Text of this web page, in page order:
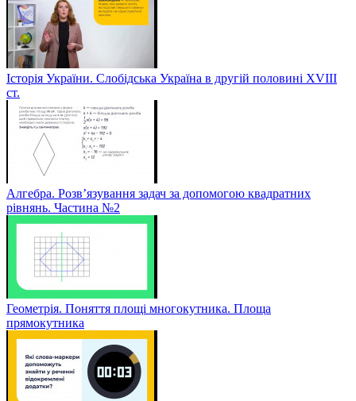
Історія України. Слобідська Україна в другій половині ХVIIІ
ст.
Алгебра. Розв’язування задач за допомогою квадратних
рівнянь. Частина №2
Геометрія. Поняття площі многокутника. Площа
прямокутника